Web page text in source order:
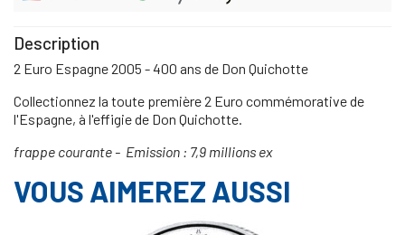
Description
2 Euro Espagne 2005 - 400 ans de Don Quichotte
Collectionnez la toute première 2 Euro commémorative de
l'Espagne, à l'effigie de Don Quichotte.
frappe courante - Emission : 7,9 millions ex
VOUS AIMEREZ AUSSI